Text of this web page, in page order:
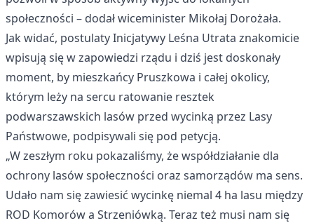
społeczności – dodał wiceminister Mikołaj Dorożała.
Jak widać, postulaty Inicjatywy Leśna Utrata znakomicie
wpisują się w zapowiedzi rządu i dziś jest doskonały
moment, by mieszkańcy Pruszkowa i całej okolicy,
którym leży na sercu ratowanie resztek
podwarszawskich lasów przed wycinką przez Lasy
Państwowe, podpisywali się pod petycją.
„W zeszłym roku pokazaliśmy, że współdziałanie dla
ochrony lasów społeczności oraz samorządów ma sens.
Udało nam się zawiesić wycinkę niemal 4 ha lasu między
ROD Komorów a Strzeniówką. Teraz też musi nam się